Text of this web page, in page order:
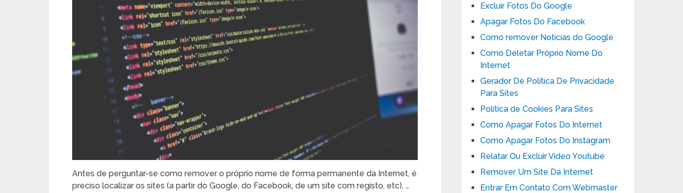
Antes de perguntar-se como remover o próprio nome de forma permanente da Internet, é
preciso localizar os sites (a partir do Google, do Facebook, de um site com registo, etc), …
Excluir Fotos Do Google
Apagar Fotos Do Facebook
Como remover Notícias do Google
Como Deletar Próprio Nome Do
Internet
Gerador De Política De Privacidade
Para Sites
Política de Cookies Para Sites
Como Apagar Fotos Do Internet
Como Apagar Fotos Do Instagram
Relatar Ou Excluir Vídeo Youtube
Remover Um Site Da Internet
Entrar Em Contato Com Webmaster